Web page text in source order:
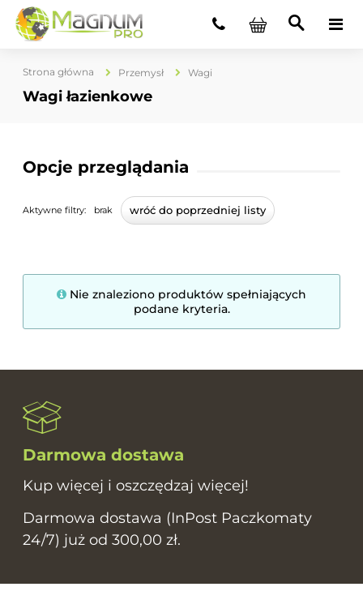
Strona główna Przemysł Wagi
Wagi łazienkowe
Opcje przeglądania
Aktywne filtry: brak wróć do poprzedniej listy
Nie znaleziono produktów spełniających
podane kryteria.
Darmowa dostawa
Kup więcej i oszczędzaj więcej!
Darmowa dostawa (InPost Paczkomaty
24/7) już od 300,00 zł.